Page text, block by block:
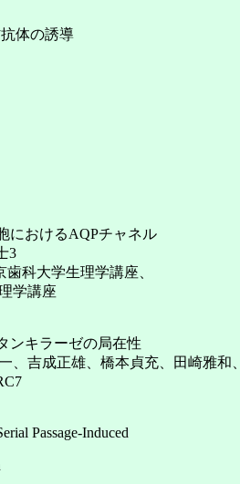
体の誘導
におけるAQPチャネル
3
科大学生理学講座、
学講座
ンキラーゼの局在性
吉成正雄、橋本貞充、田崎雅和、
Passage-Induced